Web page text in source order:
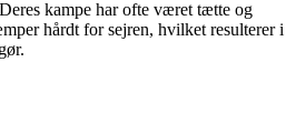
kampe har ofte været tætte og
hårdt for sejren, hvilket resulterer i